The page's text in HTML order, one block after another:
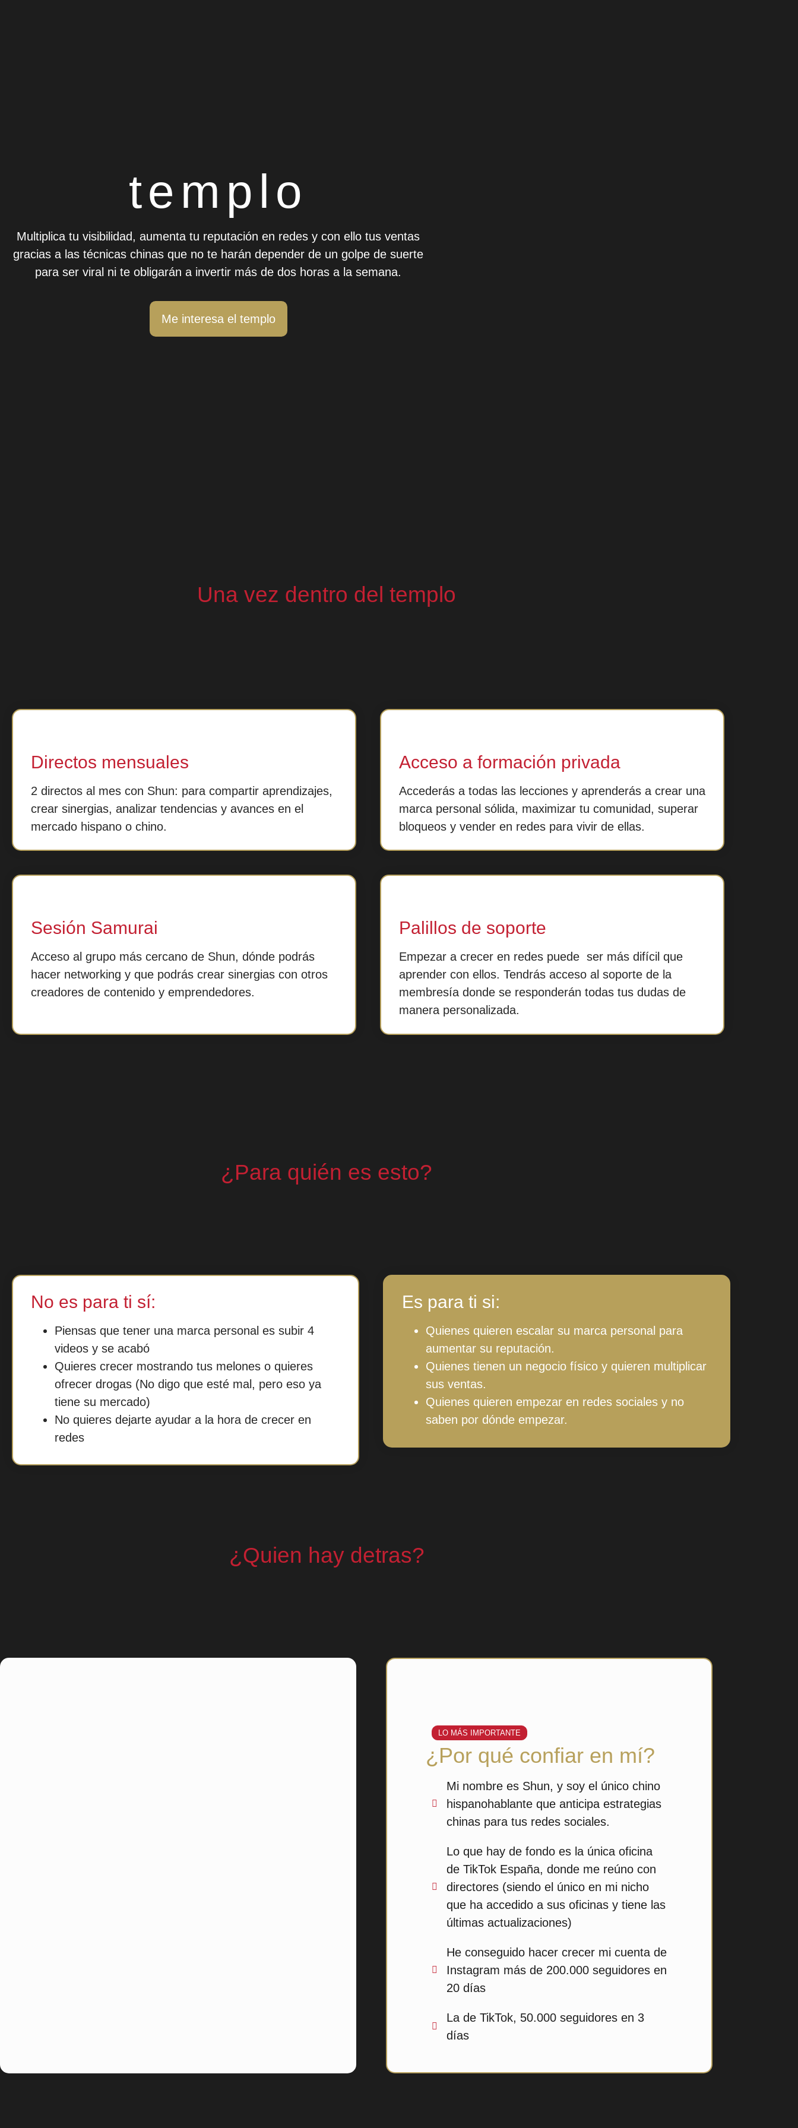
templo
Multiplica tu visibilidad, aumenta tu reputación en redes y con ello tus ventas
gracias a las técnicas chinas que no te harán depender de un golpe de suerte
para ser viral ni te obligarán a invertir más de dos horas a la semana.
Me interesa el templo
Una vez dentro del templo
Directos mensuales
2 directos al mes con Shun: para compartir aprendizajes,
crear sinergias, analizar tendencias y avances en el
mercado hispano o chino.
Acceso a formación privada
Accederás a todas las lecciones y aprenderás a crear una
marca personal sólida, maximizar tu comunidad, superar
bloqueos y vender en redes para vivir de ellas.
Sesión Samurai
Acceso al grupo más cercano de Shun, dónde podrás
hacer networking y que podrás crear sinergias con otros
creadores de contenido y emprendedores.
Palillos de soporte
Empezar a crecer en redes puede ser más difícil que
aprender con ellos. Tendrás acceso al soporte de la
membresía donde se responderán todas tus dudas de
manera personalizada.
¿Para quién es esto?
No es para ti sí:
Piensas que tener una marca personal es subir 4
videos y se acabó
Quieres crecer mostrando tus melones o quieres
ofrecer drogas (No digo que esté mal, pero eso ya
tiene su mercado)
No quieres dejarte ayudar a la hora de crecer en
redes
Es para ti si:
Quienes quieren escalar su marca personal para
aumentar su reputación.
Quienes tienen un negocio físico y quieren multiplicar
sus ventas.
Quienes quieren empezar en redes sociales y no
saben por dónde empezar.
¿Quien hay detras?
LO MÁS IMPORTANTE
¿Por qué confiar en mí?
Mi nombre es Shun, y soy el único chino
hispanohablante que anticipa estrategias
chinas para tus redes sociales.
Lo que hay de fondo es la única oficina
de TikTok España, donde me reúno con
directores (siendo el único en mi nicho
que ha accedido a sus oficinas y tiene las
últimas actualizaciones)
He conseguido hacer crecer mi cuenta de
Instagram más de 200.000 seguidores en
20 días
La de TikTok, 50.000 seguidores en 3
días